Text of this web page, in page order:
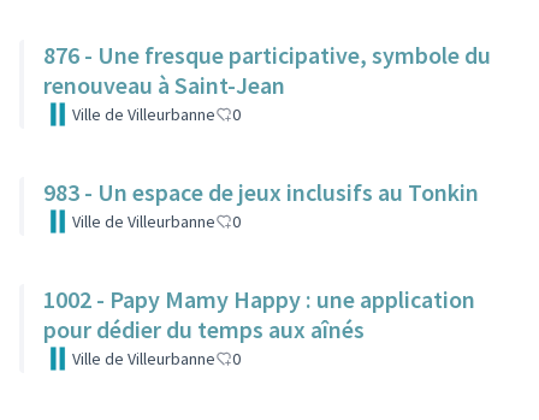
876 - Une fresque participative, symbole du
renouveau à Saint-Jean
Ville de Villeurbanne 0
983 - Un espace de jeux inclusifs au Tonkin
Ville de Villeurbanne 0
1002 - Papy Mamy Happy : une application
pour dédier du temps aux aînés
Ville de Villeurbanne 0